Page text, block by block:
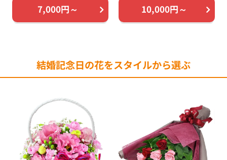
7,000円～ 10,000円～
結婚記念日の花をスタイルから選ぶ